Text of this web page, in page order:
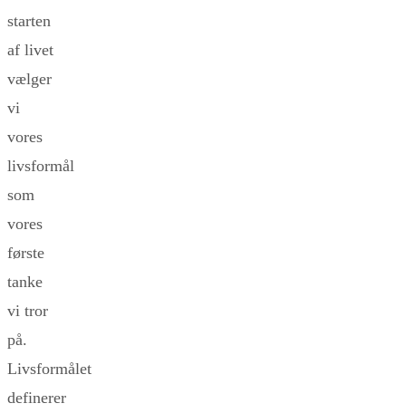
starten
af livet
vælger
vi
vores
livsformål
som
vores
første
tanke
vi tror
på.
Livsformålet
definerer